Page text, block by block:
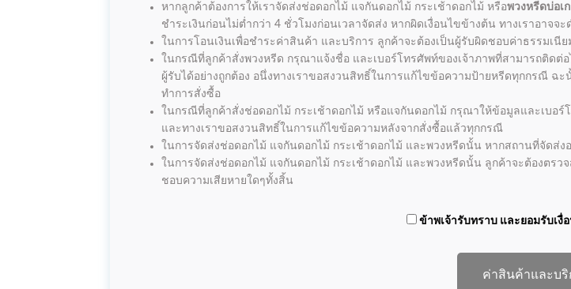
หากลูกค้าต้องการให้เราจัดส่งช่อดอกไม้ แจกันดอกไม้ กระเช้าดอกไม้ หรือพวงหรีดบ่อเ
ชำระเงินก่อนไม่ต่ำกว่า 4 ชั่วโมงก่อนเวลาจัดส่ง หากผิดเงื่อนไขข้างต้น ทางเราอาจจ
ในการโอนเงินเพื่อชำระค่าสินค้า และบริการ ลูกค้าจะต้องเป็นผู้รับผิดชอบค่าธรรมเนีย
ในกรณีที่ลูกค้าสั่งพวงหรีด กรุณาแจ้งชื่อ และเบอร์โทรศัพท์ของเจ้าภาพที่สามารถติดต่
ผู้รับได้อย่างถูกต้อง อนึ่งทางเราขอสงวนสิทธิ์ในการแก้ไขข้อความป้ายหรีดทุกกรณี
ทำการสั่งซื้อ
ในกรณีที่ลูกค้าสั่งช่อดอกไม้ กระเช้าดอกไม้ หรือแจกันดอกไม้ กรุณาให้ข้อมูลและเบอ
และทางเราขอสงวนสิทธิ์ในการแก้ไขข้อความหลังจากสั่งซื้อแล้วทุกกรณี
ในการจัดส่งช่อดอกไม้ แจกันดอกไม้ กระเช้าดอกไม้ และพวงหรีดนั้น หากสถานที่จัดส่ง
ในการจัดส่งช่อดอกไม้ แจกันดอกไม้ กระเช้าดอกไม้ และพวงหรีดนั้น ลูกค้าจะต้องตร
ชอบความเสียหายใดๆทั้งสิ้น
ข้าพเจ้ารับทราบ และยอมรับเงื่
ค่าสินค้าและบริ